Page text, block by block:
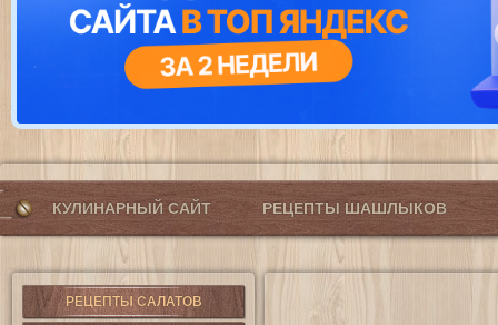
КУЛИНАРНЫЙ САЙТ РЕЦЕПТЫ ШАШЛЫКОВ
РЕЦЕПТЫ САЛАТОВ